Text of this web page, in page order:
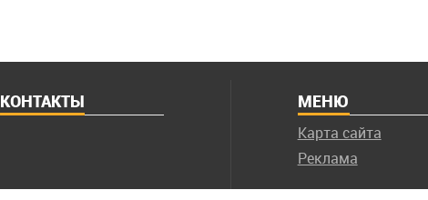
КОНТАКТЫ МЕНЮ
Карта сайта
Реклама